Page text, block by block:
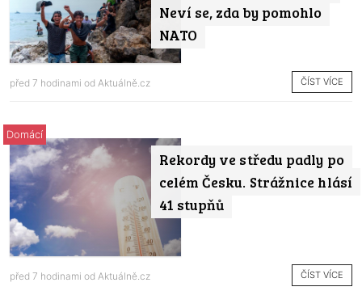
Neví se, zda by pomohlo
NATO
před 7 hodinami od Aktuálně.cz ČÍST VÍCE
Rekordy ve středu padly po
celém Česku. Strážnice hlásí
41 stupňů
Domácí
před 7 hodinami od Aktuálně.cz ČÍST VÍCE